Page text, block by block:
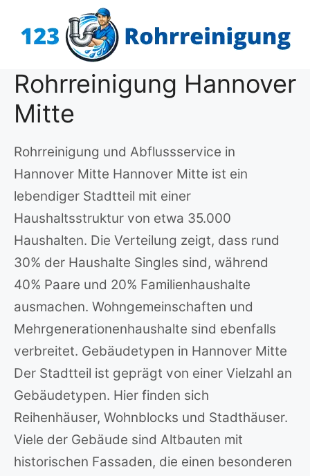
Inhalt
Rohrreinigung Hannover
Mitte
Rohrreinigung und Abflussservice in
Hannover Mitte Hannover Mitte ist ein
lebendiger Stadtteil mit einer
Haushaltsstruktur von etwa 35.000
Haushalten. Die Verteilung zeigt, dass rund
30% der Haushalte Singles sind, während
40% Paare und 20% Familienhaushalte
ausmachen. Wohngemeinschaften und
Mehrgenerationenhaushalte sind ebenfalls
verbreitet. Gebäudetypen in Hannover Mitte
Der Stadtteil ist geprägt von einer Vielzahl an
Gebäudetypen. Hier finden sich
Reihenhäuser, Wohnblocks und Stadthäuser.
Viele der Gebäude sind Altbauten mit
historischen Fassaden, die einen besonderen